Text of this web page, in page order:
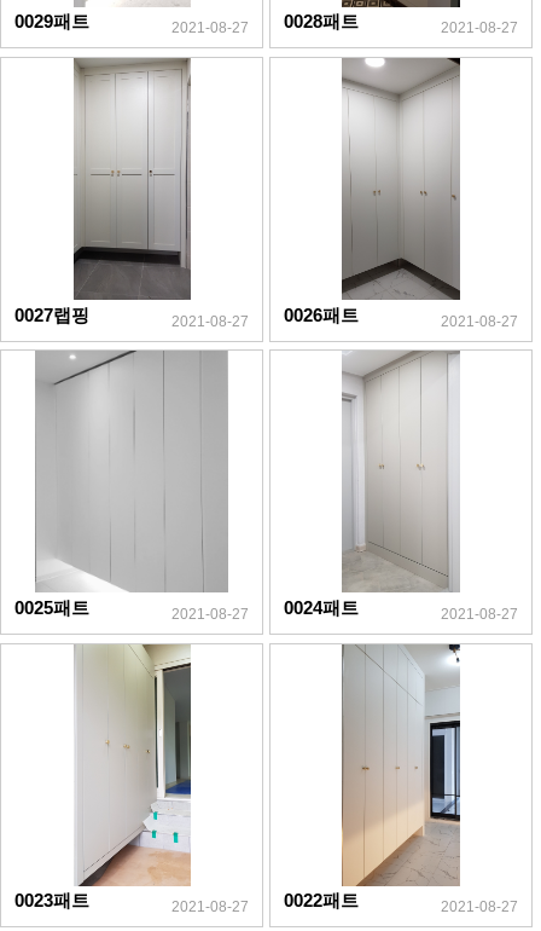
0029패트 2021-08-27 0028패트 2021-08-27
0027랩핑 2021-08-27 0026패트 2021-08-27
0025패트 2021-08-27 0024패트 2021-08-27
0023패트 2021-08-27 0022패트 2021-08-27